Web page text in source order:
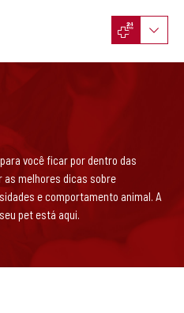
você ficar por dentro das
as melhores dicas sobre
e comportamento animal. A
pet está aqui.